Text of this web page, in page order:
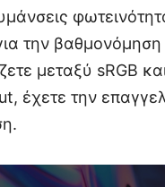
την βαθμονόμηση
μεταξύ sRGB
έχετε την